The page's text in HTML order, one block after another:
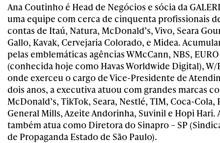
Ana Coutinho é Head de Negócios e sócia da
uma equipe com cerca de cinquenta profissionais
contas de Itaú, Natura, McDonald’s, Vivo, Seara
Gallo, Kavak, Cervejaria Colorado, e Midea.
pelas emblemáticas agências WMcCann, NBS, EURO
(conhecida hoje como Havas Worldwide Digital), W/
onde exerceu o cargo de Vice-Presidente de
dois anos, a executiva atuou com grandes marcas
McDonald’s, TikTok, Seara, Nestlé, TIM, Coca-Cola,
General Mills, Azeite Andorinha, Suvinil e Hopi Hari.
também atua como Diretora do Sinapro – SP
de Propaganda Estado de São Paulo).